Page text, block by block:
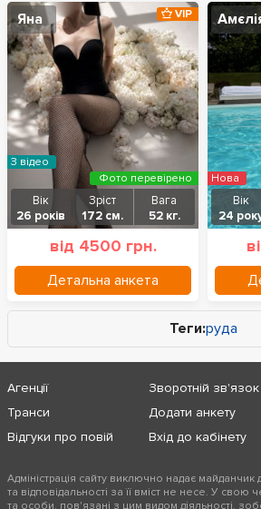
Яна
Вік
26 років
Зріст
172 см.
Вага
52 кг.
від 4500 грн.
Детальна анкета
VIP
З відео
Фото перевірено
Вік
24
Нова
Теги:руда
Агенції
Транси
Відгуки про повій
Зворотній зв'язок
Додати анкету
Вхід до кабінету
Адміністрація сайту виключно надає
та відповідальності за її вміст не несе. У свою
та особи, пов'язані з цим видом діяльності,